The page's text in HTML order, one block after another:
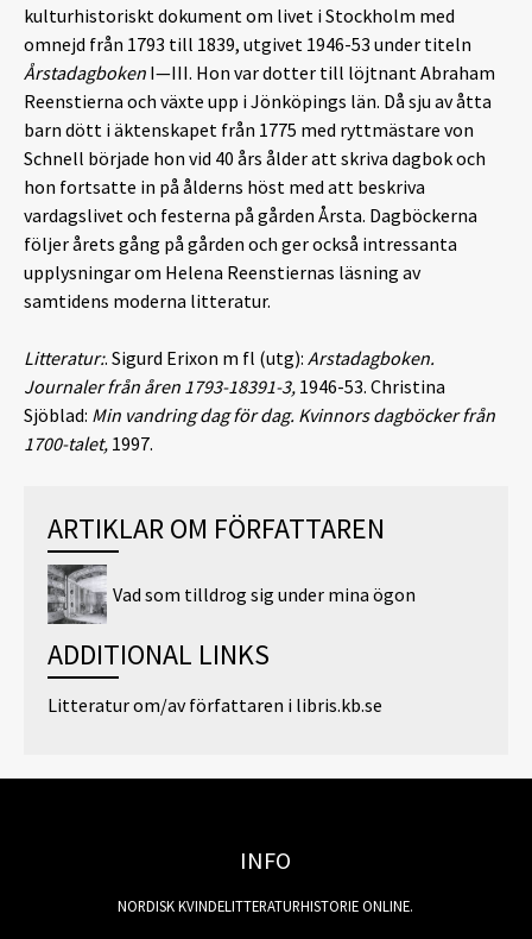
kulturhistoriskt dokument om livet i Stockholm med
omnejd från 1793 till 1839, utgivet 1946-53 under titeln
Årstadagboken I—III. Hon var dotter till löjtnant Abraham
Reenstierna och växte upp i Jönköpings län. Då sju av åtta
barn dött i äktenskapet från 1775 med ryttmästare von
Schnell började hon vid 40 års ålder att skriva dagbok och
hon fortsatte in på ålderns höst med att beskriva
vardagslivet och festerna på gården Årsta. Dagböckerna
följer årets gång på gården och ger också intressanta
upplysningar om Helena Reenstiernas läsning av
samtidens moderna litteratur.
Litteratur:. Sigurd Erixon m fl (utg): Arstadagboken.
Journaler från åren 1793-18391-3, 1946-53. Christina
Sjöblad: Min vandring dag för dag. Kvinnors dagböcker från
1700-talet, 1997.
ARTIKLAR OM FÖRFATTAREN
Vad som tilldrog sig under mina ögon
ADDITIONAL LINKS
Litteratur om/av författaren i libris.kb.se
INFO
NORDISK KVINDELITTERATURHISTORIE ONLINE.